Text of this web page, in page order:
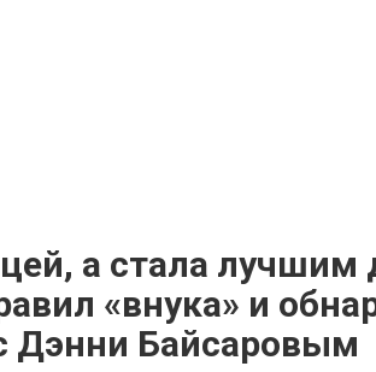
а стала лучшим
«внука» и
Дэнни Байсаровым